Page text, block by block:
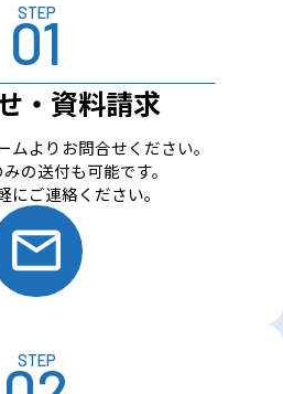
STEP
・資料請求
ムよりお問合せください。
の送付も可能です。
にご連絡ください。
STEP